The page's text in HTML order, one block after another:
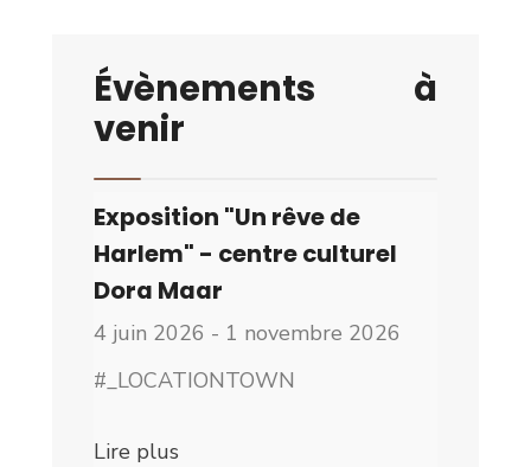
Évènements à
venir
Exposition "Un rêve de
Harlem" - centre culturel
Dora Maar
4 juin 2026 - 1 novembre 2026
#_LOCATIONTOWN
Lire plus